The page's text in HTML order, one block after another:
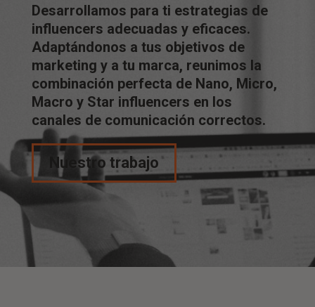
Desarrollamos para ti estrategias de
influencers adecuadas y eficaces.
Adaptándonos a tus objetivos de
marketing y a tu marca, reunimos la
combinación perfecta de Nano, Micro,
Macro y Star influencers en los
canales de comunicación correctos.
Nuestro trabajo